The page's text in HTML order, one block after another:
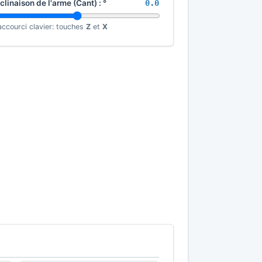
de l'arme (Cant) : 0.0
°
clavier: touches Z et X